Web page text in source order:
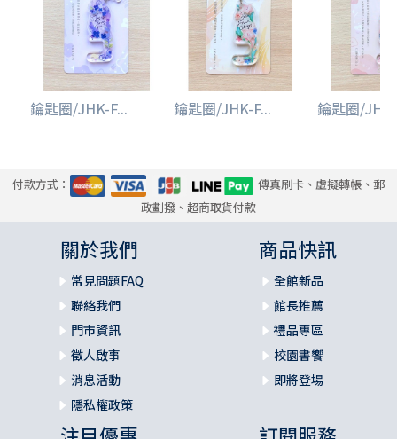
鑰匙圈/JHK-F... 鑰匙圈/JHK-F... 鑰匙圈/
付款方式：
傳真刷卡、虛擬轉帳、郵
政劃撥、超商取貨付款
關於我們
常見問題FAQ
聯絡我們
門市資訊
徵人啟事
消息活動
隱私權政策
商品快訊
全館新品
館長推薦
禮品專區
校園書饗
即將登場